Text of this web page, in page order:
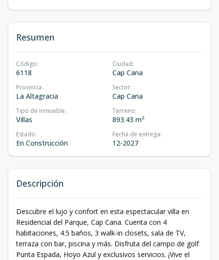
Resumen
Código:
6118
Ciudad:
Cap Cana
Provincia:
La Altagracia
Sector:
Cap Cana
Tipo de inmueble:
Villas
Terreno:
893.43 m²
Estado:
En Construcción
Fecha de entrega:
12-2027
Descripción
Descubre el lujo y confort en esta espectacular villa en
Residencial del Parque, Cap Cana. Cuenta con 4
habitaciones, 4.5 baños, 3 walk-in closets, sala de TV,
terraza con bar, piscina y más. Disfruta del campo de golf
Punta Espada, Hoyo Azul y exclusivos servicios. ¡Vive el